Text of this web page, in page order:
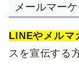
メールマー
LINEやメルマ
スを宣伝する